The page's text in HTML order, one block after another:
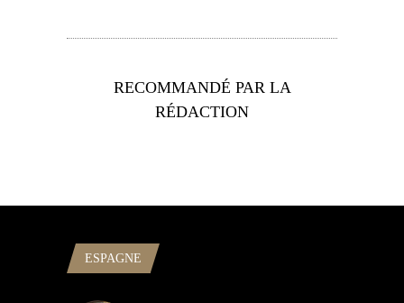
RECOMMANDÉ PAR LA
RÉDACTION
ESPAGNE